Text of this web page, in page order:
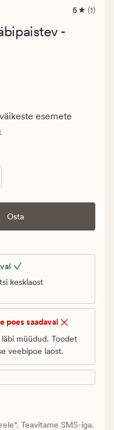
1
5 (1)
-
esemete
Osta
kesklaost
poes saadaval
müüdud. Toodet
veebipoe laost.
Teavitame SMS-iga.